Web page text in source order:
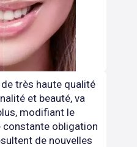
très haute qualité
et beauté, va
modifiant le
constante obligation
de nouvelles